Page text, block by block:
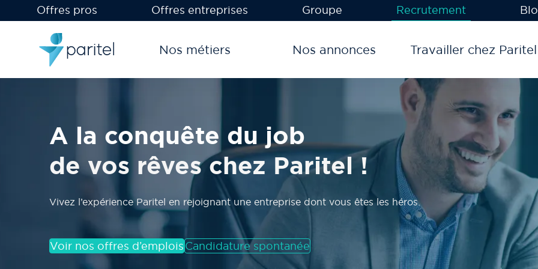
Offres pros Offres entreprises Groupe Recrutement
Nos métiers Nos annonces Travailler chez Paritel
A la conquête du job
de vos rêves chez Paritel !
Vivez l’expérience Paritel en rejoignant une entreprise dont vous êtes les héros.
Voir nos offres d’emploisCandidature spontanée